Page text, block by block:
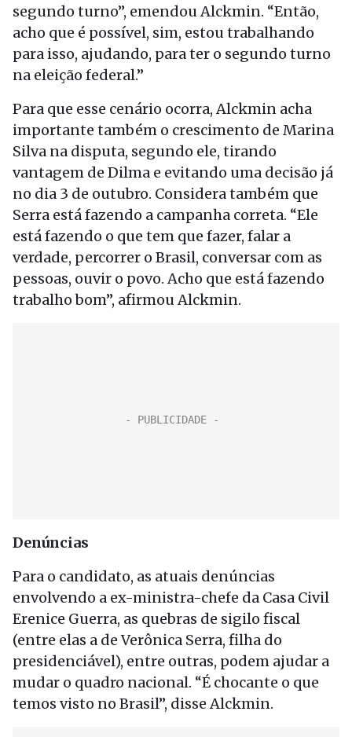
segundo turno”, emendou Alckmin. “Então,
acho que é possível, sim, estou trabalhando
para isso, ajudando, para ter o segundo turno
na eleição federal.”
Para que esse cenário ocorra, Alckmin acha
importante também o crescimento de Marina
Silva na disputa, segundo ele, tirando
vantagem de Dilma e evitando uma decisão já
no dia 3 de outubro. Considera também que
Serra está fazendo a campanha correta. “Ele
está fazendo o que tem que fazer, falar a
verdade, percorrer o Brasil, conversar com as
pessoas, ouvir o povo. Acho que está fazendo
trabalho bom”, afirmou Alckmin.
Denúncias
Para o candidato, as atuais denúncias
envolvendo a ex-ministra-chefe da Casa Civil
Erenice Guerra, as quebras de sigilo fiscal
(entre elas a de Verônica Serra, filha do
presidenciável), entre outras, podem ajudar a
mudar o quadro nacional. “É chocante o que
temos visto no Brasil”, disse Alckmin.